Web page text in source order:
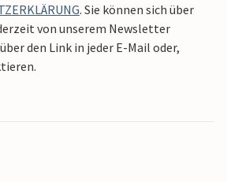
. Sie können sich über
von unserem Newsletter
den Link in jeder E-Mail oder,